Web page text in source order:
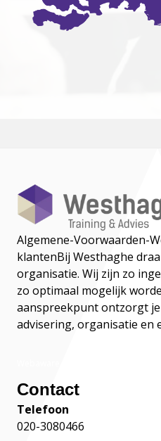
Algemene-Voorwaarden-
klantenBij Westhaghe
organisatie. Wij zijn zo
zo optimaal mogelijk
aanspreekpunt ontzorgt
advisering, organisatie en
Contact
Telefoon
020-3080466